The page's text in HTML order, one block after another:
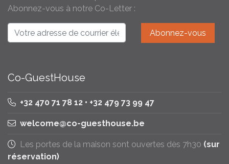
Abonnez-vous à notre Co-Letter :
Co-GuestHouse
+32 470 71 78 12 • +32 479 73 99 47
welcome@co-guesthouse.be
Les portes de la maison sont ouvertes dès 7h30 (sur
réservation)